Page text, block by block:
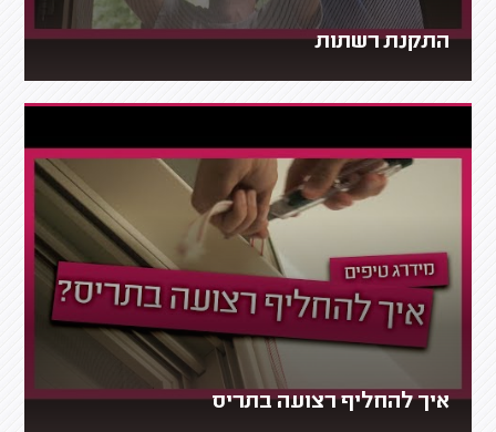
התקנת רשתות
איך להחליף רצועה בתריס